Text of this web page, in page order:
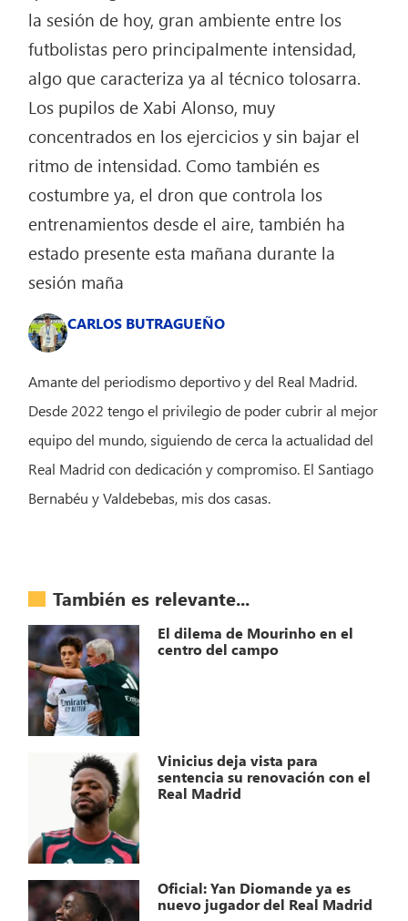
la sesión de hoy, gran ambiente entre los
futbolistas pero principalmente intensidad,
algo que caracteriza ya al técnico tolosarra.
Los pupilos de Xabi Alonso, muy
concentrados en los ejercicios y sin bajar el
ritmo de intensidad. Como también es
costumbre ya, el dron que controla los
entrenamientos desde el aire, también ha
estado presente esta mañana durante la
sesión maña
CARLOS BUTRAGUEÑO
Amante del periodismo deportivo y del Real Madrid.
Desde 2022 tengo el privilegio de poder cubrir al mejor
equipo del mundo, siguiendo de cerca la actualidad del
Real Madrid con dedicación y compromiso. El Santiago
Bernabéu y Valdebebas, mis dos casas.
También es relevante...
El dilema de Mourinho en el
centro del campo
Vinicius deja vista para
sentencia su renovación con el
Real Madrid
Oficial: Yan Diomande ya es
nuevo jugador del Real Madrid